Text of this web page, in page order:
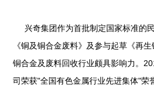
兴奇集团作为首批制定国家标准的
《铜及铜合金废料》及参与起草《再
铜合金及废料回收行业颇具影响力。
司荣获"全国有色金属行业先进集体"荣